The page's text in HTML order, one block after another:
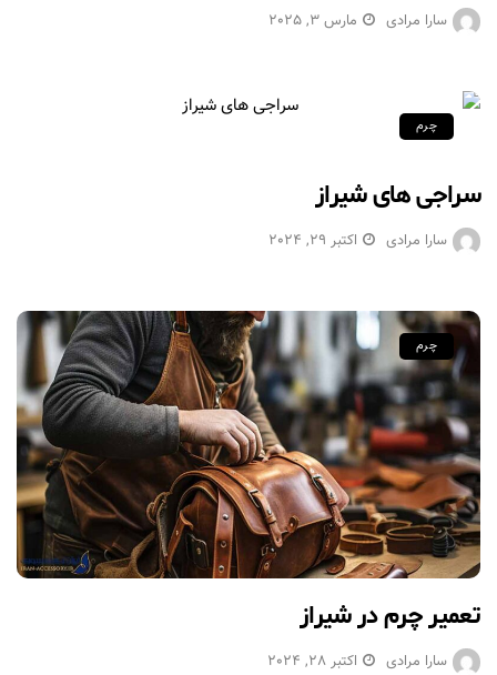
سارا مرادی مارس 3, 2025
چرم
سراجی های شیراز
سارا مرادی اکتبر 29, 2024
چرم
تعمیر چرم در شیراز
سارا مرادی اکتبر 28, 2024